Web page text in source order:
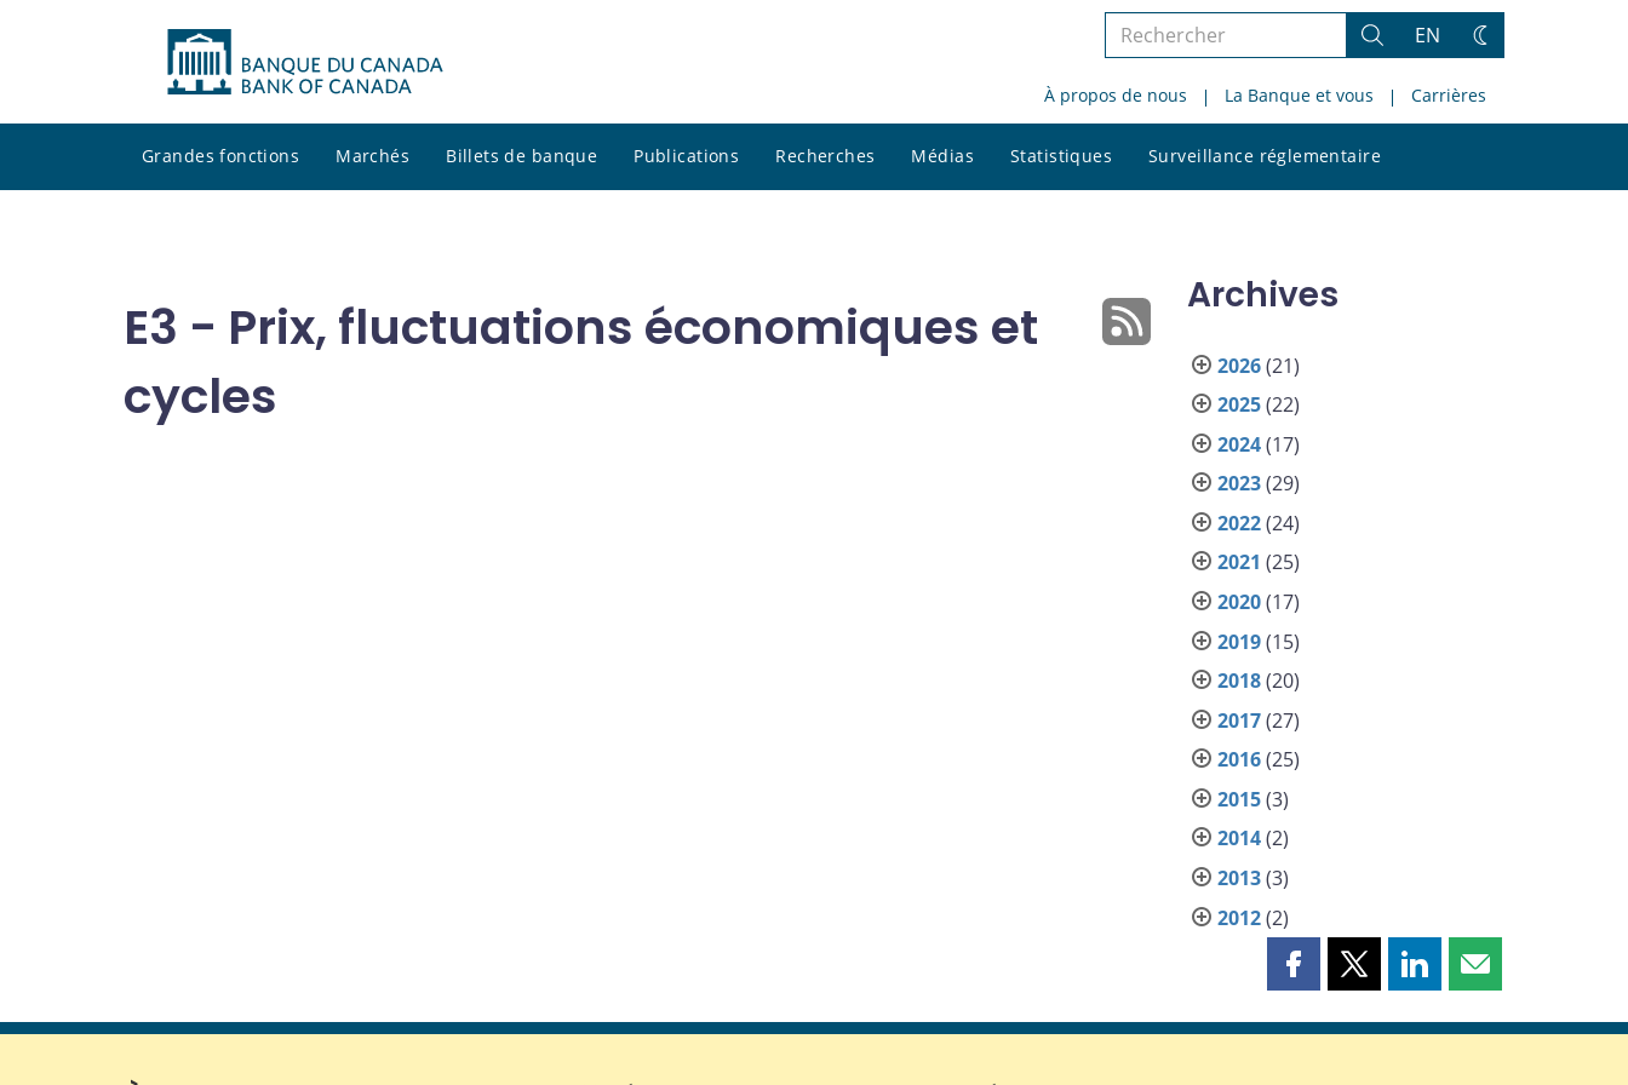
Rechercher
le
site
Rechercher
EN
Changez
thème
À propos de nous La Banque et vous Carrières
Grandes fonctions Marchés Billets de banque Publications Recherches Médias Statistiques Surveillance réglementaire
le
E3 - Prix, fluctuations économiques et
cycles
Archives
2026(21)
2025(22)
2024(17)
2023(29)
2022(24)
2021 (25)
2020(17)
2019(15)
2018(20)
2017(27)
2016(25)
2015(3)
2014(2)
2013(3)
2012(2)
Partager
page
Partager
page
Partager
page
Partager
page